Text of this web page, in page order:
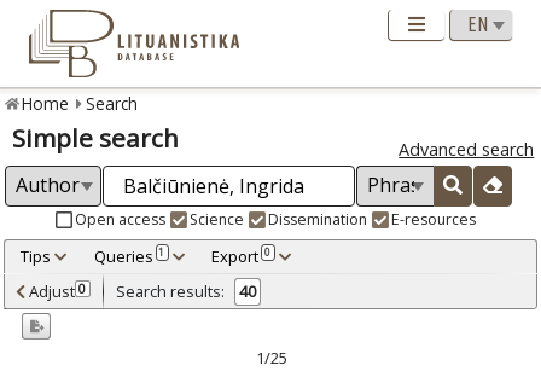
Home Search
Simple search Advanced search
Open access Science Dissemination E-resources
Tips Queries 1 Export 0
Adjusted by criteria 0
Year
Adjust 0 Search results: 40
1/25